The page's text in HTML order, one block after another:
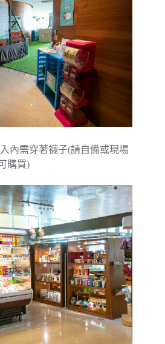
內需穿著襪子(請自備或現場
購買)